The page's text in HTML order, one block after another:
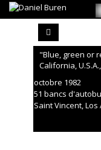
"Blue, green or
California,
octobre 1982
51 bancs
Saint Vincent,